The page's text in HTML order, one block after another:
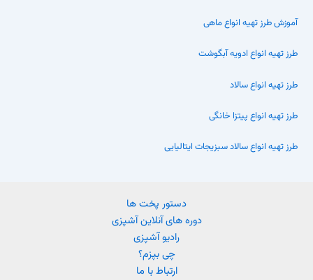
آموزش طرز تهیه انواع ماهی
طرز تهیه انواع ادویه آبگوشت
طرز تهیه انواع سالاد
طرز تهیه انواع پیتزا خانگی
طرز تهیه انواع سالاد سبزیجات ایتالیایی
دستور پخت ها
دوره های آنلاین آشپزی
رادیو آشپزی
چی بپزم؟
ارتباط با ما